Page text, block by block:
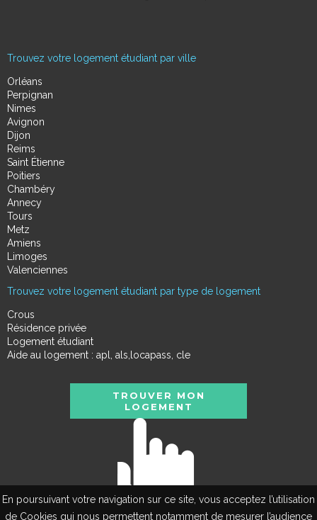
En poursuivant votre navigation sur ce site, vous acceptez l’utilisation
de Cookies qui nous permettent notamment de mesurer l’audience
Trouvez votre logement étudiant par ville
Orléans
Perpignan
Nimes
Avignon
Dijon
Reims
Saint Étienne
Poitiers
Chambéry
Annecy
Tours
Metz
Amiens
Limoges
Valenciennes
Trouvez votre logement étudiant par type de logement
Crous
Résidence privée
Logement étudiant
Aide au logement : apl, als,locapass, cle
TROUVER MON
LOGEMENT